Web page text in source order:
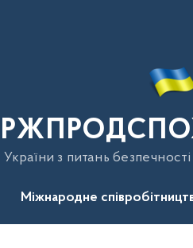
з питань
Міжнародне